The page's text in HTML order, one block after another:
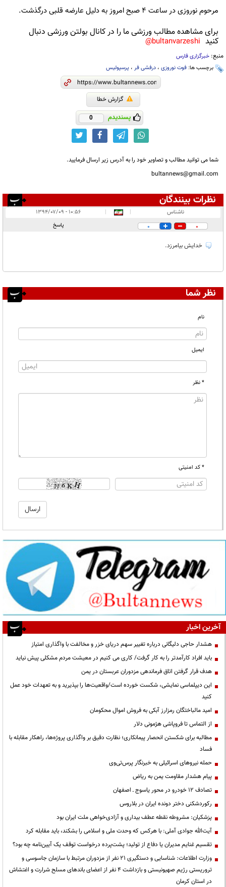
مرحوم نوروزی در ساعت 4 صبح امروز به دلیل عارضه قلبی درگذشت.
برای مشاهده مطالب ورزشی ما را در کانال بولتن ورزشی دنبال
کنید bultanvarzeshi@
منبع: خبرگزاری فارس
برچسب ها: فوت نوروزی ، درفشی فر ، پرسپولیس
گزارش خطا
پسندیدم 0
شما می توانید مطالب و تصاویر خود را به آدرس زیر ارسال فرمایید.
bultannews@gmail.com
نظرات بینندگان
در انتظار بررسی:
ناشناس |
|
۱۰:۵۶ - ۱۳۹۴/۰۷/۰۹
0
0 پاسخ
خدایش بیامرزد.
نظر شما
نام
ایمیل
* نظر
* کد امنیتی
آخرین اخبار
هشدار حاجی دلیگانی درباره تغییر سهم دریای خزر و مخالفت با واگذاری امتیاز
باید افراد کارآمدتر را به کار گرفت/ کاری می کنیم در معیشت مردم مشکلی پیش نیاید
هدف قرار گرفتن اتاق‌ فرماندهی مزدوران عربستان در یمن
این دیپلماسی نمایشی، شکست خورده است/واقعیت‌ها را بپذیرید و به تعهدات خود عمل
کنید
امید مالباختگان رمزارز آبکی به فروش اموال محکومان
از التماس تا فروپاشی هژمونی دلار
مطالبه برای شکستن انحصار پیمانکاری؛ نظارت دقیق بر واگذاری پروژه‌ها، راهکار مقابله با
فساد
حمله نیروهای اسرائیلی به خبرنگار پرس‌تی‌وی
پیام هشدار مقاومت یمن به ریاض
تصادف ۱۲ خودرو در محور یاسوج ـ اصفهان
رکوردشکنی دختر دونده ایران در بلاروس
پزشکیان: مشروطه نقطه عطف بیداری و آزادی‌خواهی ملت ایران بود
آیت‌الله جوادی آملی: با هرکس که وحدت ملی و اسلامی را بشکند، باید مقابله کرد
تقسیم غنایم مدیران یا دفاع از تولید؛ پشت‌پرده درخواست توقف یک آیین‌نامه چه بود؟
وزارت اطلاعات: شناسایی و دستگیری ۲۱ نفر از مزدوران مرتبط با سازمان جاسوسی و
تروریستی رژیم صهیونیستی و بازداشت ۴ نفر از اعضای باندهای مسلح شرارت و اغتشاش
در استان کرمان